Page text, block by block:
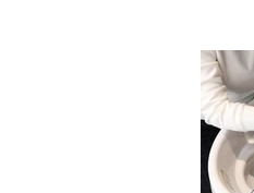
のテク